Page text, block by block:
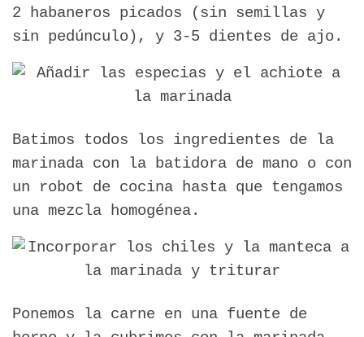
2 habaneros picados (sin semillas y
sin pedúnculo), y 3-5 dientes de ajo.
Batimos todos los ingredientes de la
marinada con la batidora de mano o con
un robot de cocina hasta que tengamos
una mezcla homogénea.
Ponemos la carne en una fuente de